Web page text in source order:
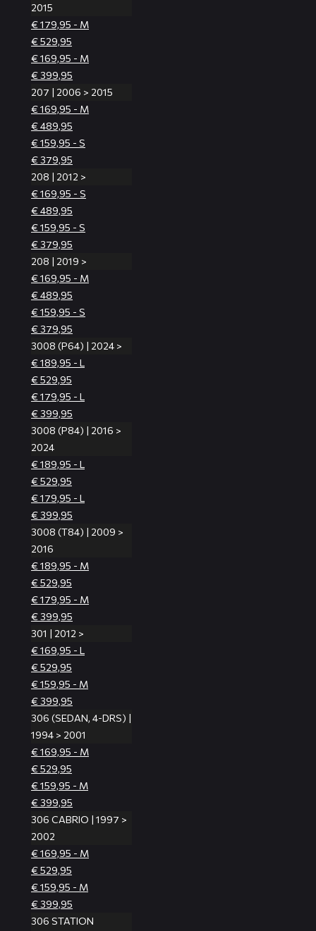
2015
€ 179,95 - M
€ 529,95
€ 169,95 - M
€ 399,95
207 | 2006 > 2015
€ 169,95 - M
€ 489,95
€ 159,95 - S
€ 379,95
208 | 2012 >
€ 169,95 - S
€ 489,95
€ 159,95 - S
€ 379,95
208 | 2019 >
€ 169,95 - M
€ 489,95
€ 159,95 - S
€ 379,95
3008 (P64) | 2024 >
€ 189,95 - L
€ 529,95
€ 179,95 - L
€ 399,95
3008 (P84) | 2016 >
2024
€ 189,95 - L
€ 529,95
€ 179,95 - L
€ 399,95
3008 (T84) | 2009 >
2016
€ 189,95 - M
€ 529,95
€ 179,95 - M
€ 399,95
301 | 2012 >
€ 169,95 - L
€ 529,95
€ 159,95 - M
€ 399,95
306 (SEDAN, 4-DRS) |
1994 > 2001
€ 169,95 - M
€ 529,95
€ 159,95 - M
€ 399,95
306 CABRIO | 1997 >
2002
€ 169,95 - M
€ 529,95
€ 159,95 - M
€ 399,95
306 STATION